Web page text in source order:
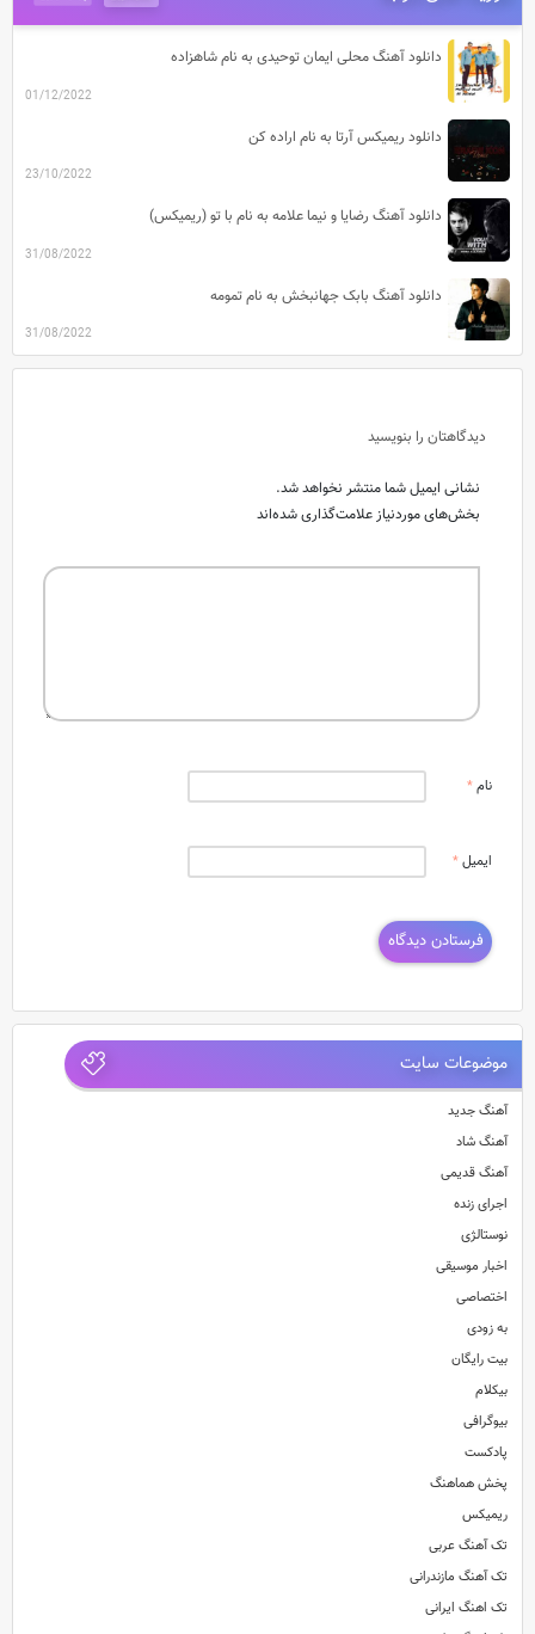
دانلود آهنگ محلی ایمان توحیدی به نام شاهزاده
01/12/2022
دانلود ریمیکس آرتا به نام اراده کن
23/10/2022
دانلود آهنگ رضایا و نیما علامه به نام با تو (ریمیکس)
31/08/2022
دانلود آهنگ بابک جهانبخش به نام تمومه
31/08/2022
دیدگاهتان را بنویسید
نشانی ایمیل شما منتشر نخواهد شد.
بخش‌های موردنیاز علامت‌گذاری شده‌اند
نام*
ایمیل*
موضوعات سایت
آهنگ جدید
آهنگ شاد
آهنگ قدیمی
اجرای زنده
نوستالژی
اخبار موسیقی
اختصاصی
به زودی
بیت رایگان
بیکلام
بیوگرافی
پادکست
پخش هماهنگ
ریمیکس
تک آهنگ عربی
تک آهنگ مازندرانی
تک اهنگ ایرانی